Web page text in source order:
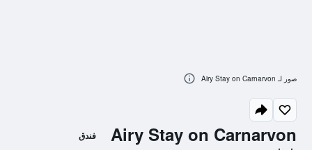
Airy Stay on Carnarvon فندق
صور لـ Airy Stay on Carnarvon